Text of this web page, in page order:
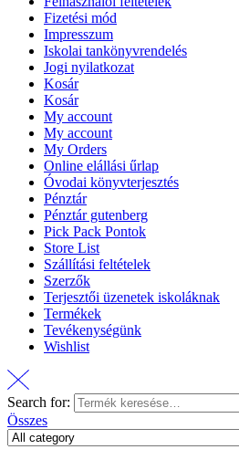
Fizetési mód
Impresszum
Iskolai tankönyvrendelés
Jogi nyilatkozat
Kosár
Kosár
My account
My account
My Orders
Online elállási űrlap
Óvodai könyvterjesztés
Pénztár
Pénztár gutenberg
Pick Pack Pontok
Store List
Szállítási feltételek
Szerzők
Terjesztői üzenetek iskoláknak
Termékek
Tevékenységünk
Wishlist
Search for:
Összes